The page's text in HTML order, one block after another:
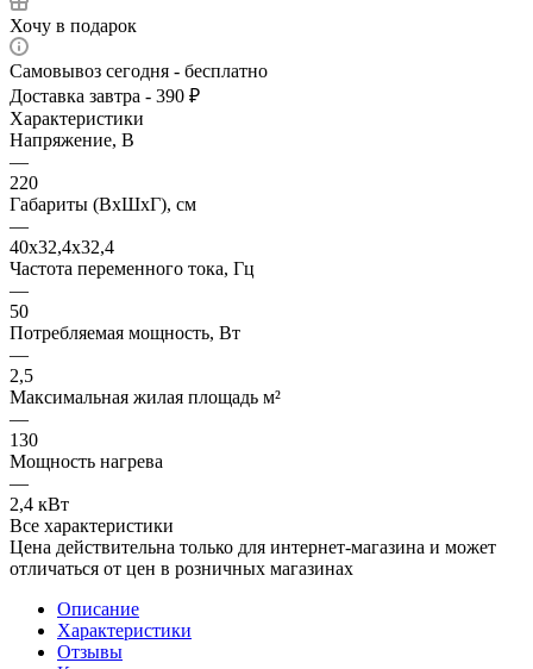
Хочу в подарок
Самовывоз сегодня - бесплатно
Доставка завтра - 390 ₽
Характеристики
Напряжение, В
—
220
Габариты (ВхШхГ), см
—
40х32,4х32,4
Частота переменного тока, Гц
—
50
Потребляемая мощность, Вт
—
2,5
Максимальная жилая площадь м²
—
130
Мощность нагрева
—
2,4 кВт
Все характеристики
Цена действительна только для интернет-магазина и может
отличаться от цен в розничных магазинах
Описание
Характеристики
Отзывы